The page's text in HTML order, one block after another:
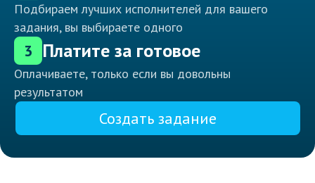
Подбираем лучших исполнителей для вашего
задания, вы выбираете одного
3 Платите за готовое
Оплачиваете, только если вы довольны
результатом
Создать задание